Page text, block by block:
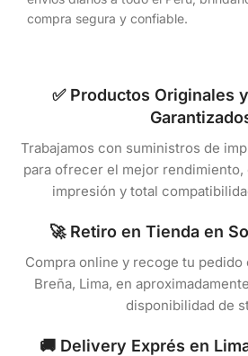
compra segura y confiable.
✅ Productos Originales
Trabajamos con suministros de
para ofrecer el mejor
impresión y total
🚀 Retiro en Tienda en
Compra online y recoge tu pedido
Breña, Lima, en
disponibilidad de
🚚 Delivery Exprés en